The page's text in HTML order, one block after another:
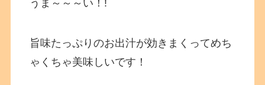
うま～～～い！!
旨味たっぷりのお出汁が効きまくってめち
ゃくちゃ美味しいです！